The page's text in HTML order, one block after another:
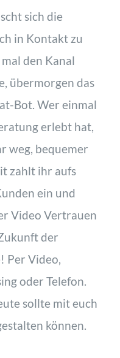
sich die
in Kontakt zu
den Kanal
übermorgen das
Bot. Wer einmal
erlebt hat,
weg, bequemer
zahlt ihr aufs
ein und
Video Vertrauen
der
Per Video,
oder Telefon.
sollte mit euch
können.